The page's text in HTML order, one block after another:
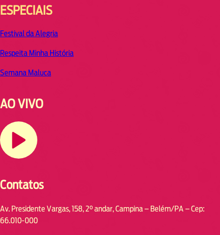
ESPECIAIS
Festival da Alegria
Respeita Minha História
Semana Maluca
AO VIVO
Contatos
Av. Presidente Vargas, 158, 2° andar, Campina – Belém/PA – Cep:
66.010-000